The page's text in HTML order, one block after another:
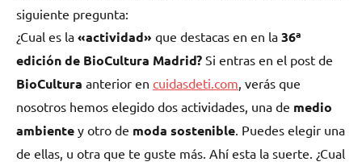
siguiente pregunta:
¿Cual es la «actividad» que destacas en en la 36ª
edición de BioCultura Madrid? Si entras en el post de
BioCultura anterior en cuidasdeti.com , verás que
nosotros hemos elegido dos actividades, una de medio
ambiente y otro de moda sostenible . Puedes elegir una
de ellas, u otra que te guste más. Ahí esta la suerte. ¿Cual